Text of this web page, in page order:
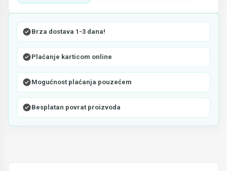
Brza dostava 1-3 dana!
Plaćanje karticom online
Mogućnost plaćanja pouzećem
Besplatan povrat proizvoda